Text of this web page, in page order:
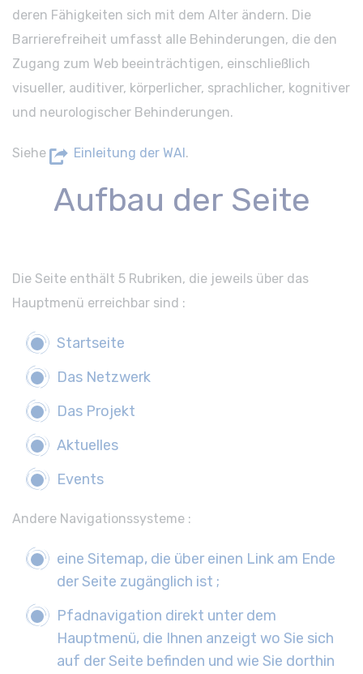
deren Fähigkeiten sich mit dem Alter ändern. Die
Barrierefreiheit umfasst alle Behinderungen, die den
Zugang zum Web beeinträchtigen, einschließlich
visueller, auditiver, körperlicher, sprachlicher, kognitiver
und neurologischer Behinderungen.
Siehe Einleitung der WAI .
Aufbau der Seite
Die Seite enthält 5 Rubriken, die jeweils über das
Hauptmenü erreichbar sind :
Startseite
Das Netzwerk
Das Projekt
Aktuelles
Events
Andere Navigationssysteme :
eine Sitemap, die über einen Link am Ende
der Seite zugänglich ist ;
Pfadnavigation direkt unter dem
Hauptmenü, die Ihnen anzeigt wo Sie sich
auf der Seite befinden und wie Sie dorthin